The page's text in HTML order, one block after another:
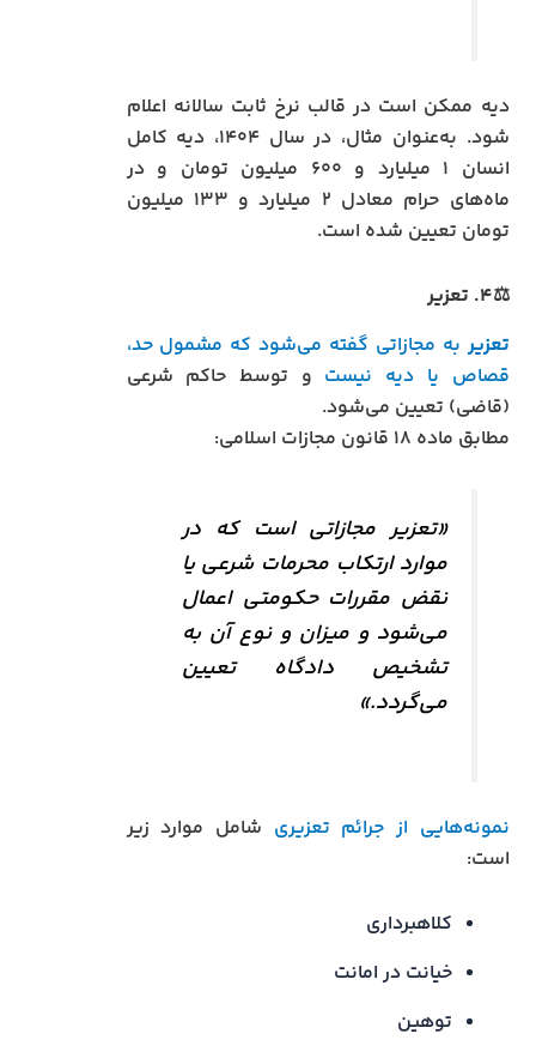
دیه ممکن است در قالب نرخ ثابت سالانه اعلام
شود. به‌عنوان مثال، در سال ۱۴۰۴، دیه کامل
انسان ۱ میلیارد و ۶۰۰ میلیون تومان و در
ماه‌های حرام معادل ۲ میلیارد و ۱۳۳ میلیون
تومان تعیین شده است.
⚖️۴. تعزیر
تعزیربه مجازاتی گفته می‌شود که مشمول حد،
قصاص یا دیه نیست و توسط حاکم شرعی
(قاضی) تعیین می‌شود.
مطابق ماده ۱۸ قانون مجازات اسلامی:
«تعزیر مجازاتی است که در
موارد ارتکاب محرمات شرعی یا
نقض مقررات حکومتی اعمال
می‌شود و میزان و نوع آن به
تشخیص دادگاه تعیین
می‌گردد.»
نمونه‌هایی از جرائم تعزیری شامل موارد زیر
است:
کلاهبرداری
خیانت در امانت
توهین